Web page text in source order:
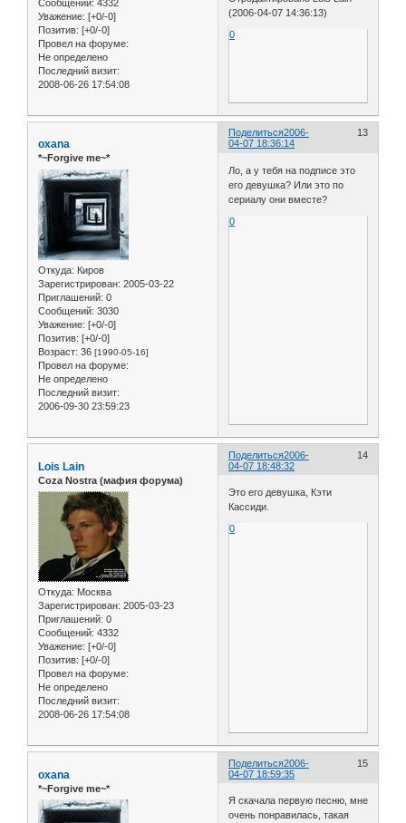
Сообщений: 4332
Уважение: [+0/-0]
Позитив: [+0/-0]
Провел на форуме:
Не определено
Последний визит:
2008-06-26 17:54:08
(2006-04-07 14:36:13)
0
Поделиться 13
2006-
04-07 18:36:14
oxana
*~Forgive me~*
Откуда: Киров
Зарегистрирован: 2005-03-22
Приглашений: 0
Сообщений: 3030
Уважение: [+0/-0]
Позитив: [+0/-0]
Возраст: 36 [1990-05-16]
Провел на форуме:
Не определено
Последний визит:
2006-09-30 23:59:23
Ло, а у тебя на подписе это
его девушка? Или это по
сериалу они вместе?
0
Поделиться 14
2006-
04-07 18:48:32
Lois Lain
Coza Nostra (мафия форума)
Откуда: Москва
Зарегистрирован: 2005-03-23
Приглашений: 0
Сообщений: 4332
Уважение: [+0/-0]
Позитив: [+0/-0]
Провел на форуме:
Не определено
Последний визит:
2008-06-26 17:54:08
Это его девушка, Кэти
Кассиди.
0
Поделиться 15
2006-
04-07 18:59:35
oxana
*~Forgive me~*
Я скачала первую песню, мне
очень понравилась, такая